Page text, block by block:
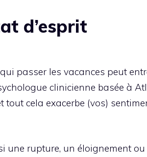
d’esprit
passer les vacances peut
clinicienne basée à
cela exacerbe (vos)
rupture, un éloignement ou